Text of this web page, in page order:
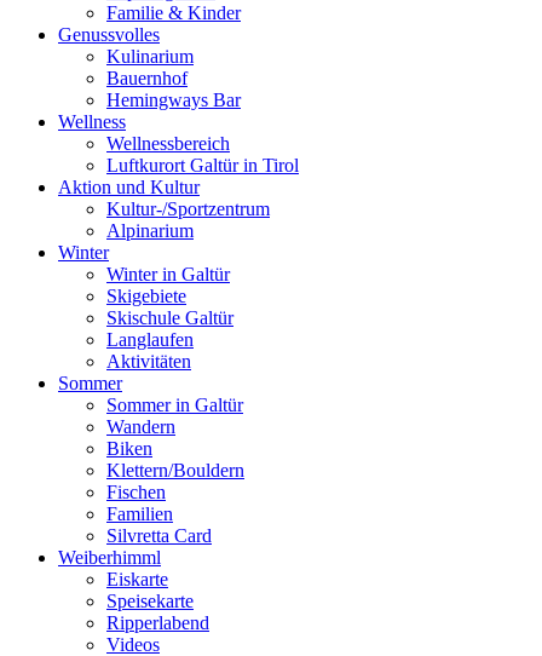
Familie & Kinder
Genussvolles
Kulinarium
Bauernhof
Hemingways Bar
Wellness
Wellnessbereich
Luftkurort Galtür in Tirol
Aktion und Kultur
Kultur-/Sportzentrum
Alpinarium
Winter
Winter in Galtür
Skigebiete
Skischule Galtür
Langlaufen
Aktivitäten
Sommer
Sommer in Galtür
Wandern
Biken
Klettern/Bouldern
Fischen
Familien
Silvretta Card
Weiberhimml
Eiskarte
Speisekarte
Ripperlabend
Videos